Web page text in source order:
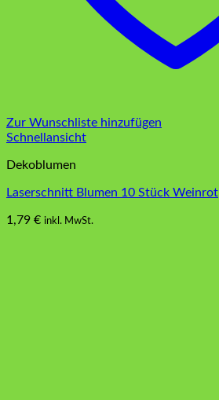
Zur Wunschliste hinzufügen
Schnellansicht
Dekoblumen
Laserschnitt Blumen 10 Stück Weinrot
1,79 € inkl. MwSt.